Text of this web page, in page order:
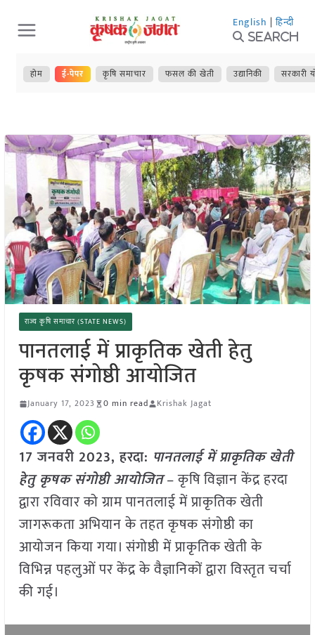
Skip
to
content
English | हिन्दी
Search
होम ई-पेपर कृषि समाचार फसल की खेती उद्यानिकी सरकारी
राज्य कृषि समाचार (STATE NEWS)
पानतलाई में प्राकृतिक खेती हेतु
कृषक संगोष्ठी आयोजित
January 17, 2023 0 min read Krishak Jagat
17 जनवरी 2023, हरदा: पानतलाई में प्राकृतिक खेती
हेतु कृषक संगोष्ठी आयोजित– कृषि विज्ञान केंद्र हरदा
द्वारा रविवार को ग्राम पानतलाई में प्राकृतिक खेती
जागरूकता अभियान के तहत कृषक संगोष्ठी का
आयोजन किया गया। संगोष्ठी में प्राकृतिक खेती के
विभिन्न पहलुओं पर केंद्र के वैज्ञानिकों द्वारा विस्तृत चर्चा
की गई।